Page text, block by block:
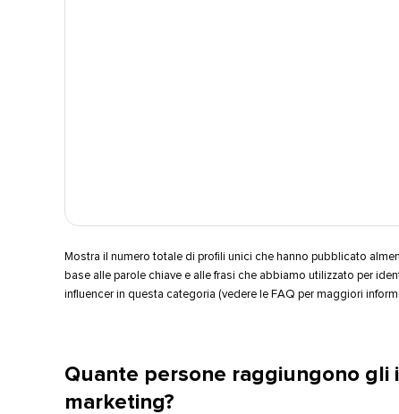
Mostra il numero totale di profili unici che hanno pubblicato
base alle parole chiave e alle frasi che abbiamo utilizzato per
influencer in questa categoria (vedere le FAQ per maggiori
Quante persone raggiungono gli
marketing?​​